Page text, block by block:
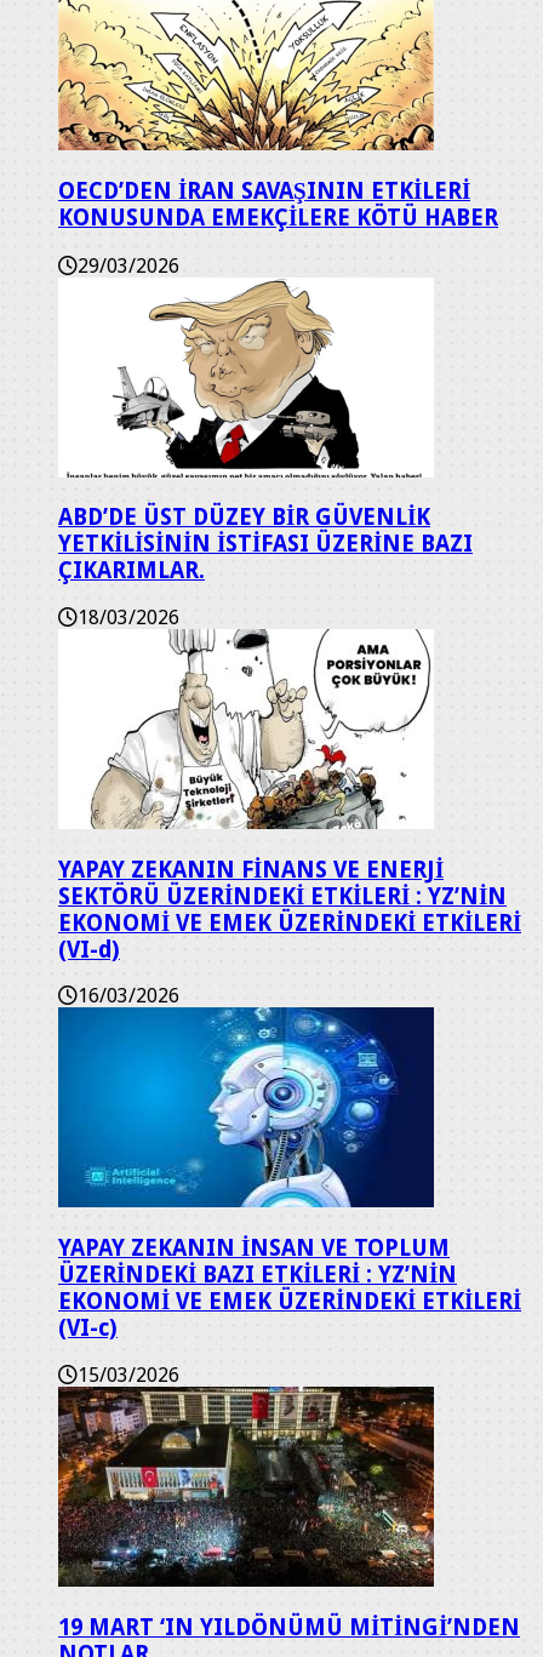
OECD’DEN İRAN SAVAŞININ ETKİLERİ
KONUSUNDA EMEKÇİLERE KÖTÜ HABER
29/03/2026
ABD’DE ÜST DÜZEY BİR GÜVENLİK
YETKİLİSİNİN İSTİFASI ÜZERİNE BAZI
ÇIKARIMLAR.
18/03/2026
YAPAY ZEKANIN FİNANS VE ENERJİ
SEKTÖRÜ ÜZERİNDEKİ ETKİLERİ : YZ’NİN
EKONOMİ VE EMEK ÜZERİNDEKİ ETKİLERİ
(VI-d)
16/03/2026
YAPAY ZEKANIN İNSAN VE TOPLUM
ÜZERİNDEKİ BAZI ETKİLERİ : YZ’NİN
EKONOMİ VE EMEK ÜZERİNDEKİ ETKİLERİ
(VI-c)
15/03/2026
19 MART ‘IN YILDÖNÜMÜ MİTİNGİ’NDEN